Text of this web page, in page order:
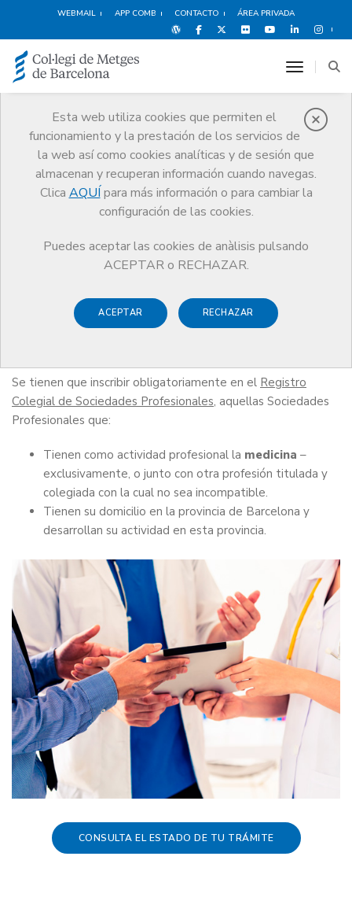
WEBMAIL APP COMB CONTACTO ÁREA PRIVADA
Esta web utiliza cookies que permiten el
funcionamiento y la prestación de los servicios de
la web así como cookies analíticas y de sesión que
almacenan y recuperan información cuando navegas.
Clica AQUÍ para más información o para cambiar la
configuración de las cookies.
Puedes aceptar las cookies de anàlisis pulsando
ACEPTAR o RECHAZAR.
ACEPTAR RECHAZAR
toggle
Sociedades
Profesionales
Trámites
Sociedades Profesionales
Alta en el Registro de Sociedades Profesionales
Alta en el Registro de
Se tienen que inscribir obligatoriamente en el Registro
Colegial de Sociedades Profesionales, aquellas Sociedades
Profesionales que:
Tienen como actividad profesional la medicina –
exclusivamente, o junto con otra profesión titulada y
colegiada con la cual no sea incompatible.
Tienen su domicilio en la provincia de Barcelona y
desarrollan su actividad en esta provincia.
CONSULTA EL ESTADO DE TU TRÁMITE